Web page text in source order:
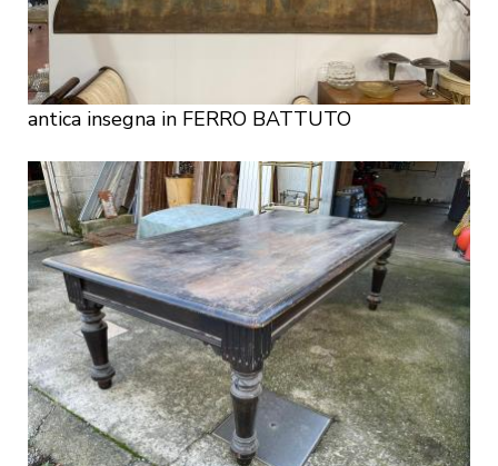
antica insegna in FERRO BATTUTO